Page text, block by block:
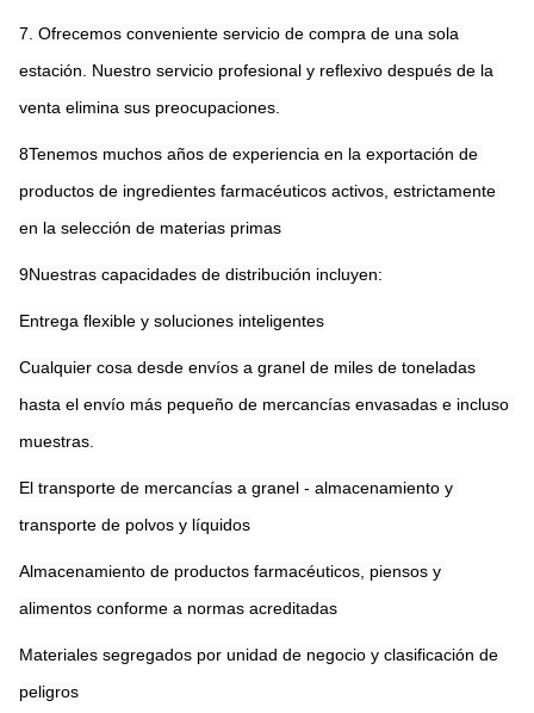
7. Ofrecemos conveniente servicio de compra de una sola
estación. Nuestro servicio profesional y reflexivo después de la
venta elimina sus preocupaciones.
8Tenemos muchos años de experiencia en la exportación de
productos de ingredientes farmacéuticos activos, estrictamente
en la selección de materias primas
9Nuestras capacidades de distribución incluyen:
Entrega flexible y soluciones inteligentes
Cualquier cosa desde envíos a granel de miles de toneladas
hasta el envío más pequeño de mercancías envasadas e incluso
muestras.
El transporte de mercancías a granel - almacenamiento y
transporte de polvos y líquidos
Almacenamiento de productos farmacéuticos, piensos y
alimentos conforme a normas acreditadas
Materiales segregados por unidad de negocio y clasificación de
peligros